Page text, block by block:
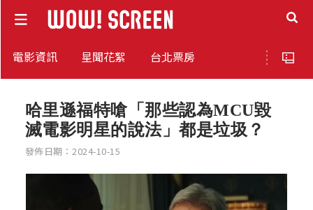
電影資訊 星聞花絮 台北票房
哈里遜福特嗆「那些認為MCU毀
滅電影明星的說法」都是垃圾？
發佈日期：2024-10-15